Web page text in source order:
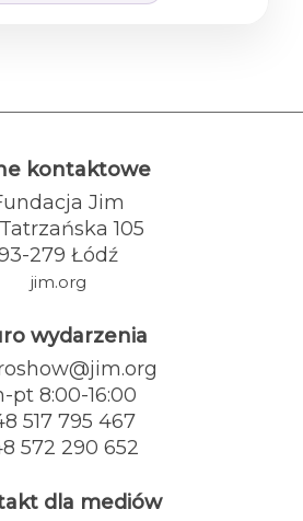
kontaktowe
Jim
105
279 Łódź
jim.org
wydarzenia
pt 8:00-16:00
517 795 467
572 290 652
dla mediów